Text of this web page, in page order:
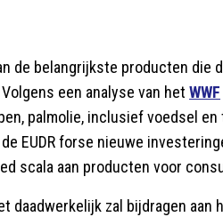
de belangrijkste producten die
een analyse van het WWF
palmolie, inclusief voedsel
EUDR forse nieuwe
scala aan producten voor
daadwerkelijk zal bijdragen aan